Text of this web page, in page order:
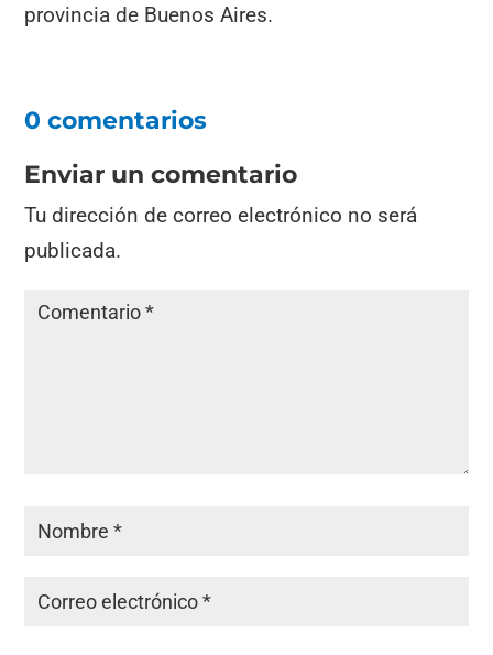
provincia de Buenos Aires.
0 comentarios
Enviar un comentario
Tu dirección de correo electrónico no será
publicada.